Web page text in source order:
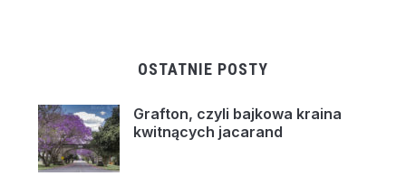
OSTATNIE POSTY
Grafton, czyli bajkowa kraina
kwitnących jacarand